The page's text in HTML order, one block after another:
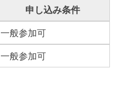
申し込み条件
一般参加可
一般参加可